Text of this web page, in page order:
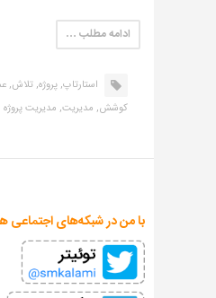
ادامه مطلب …
استارتاپ,پروژه,تلاش,
کوشش, مدیریت, مدیریت پروژه
با من در شبکه‌های اجتماعی